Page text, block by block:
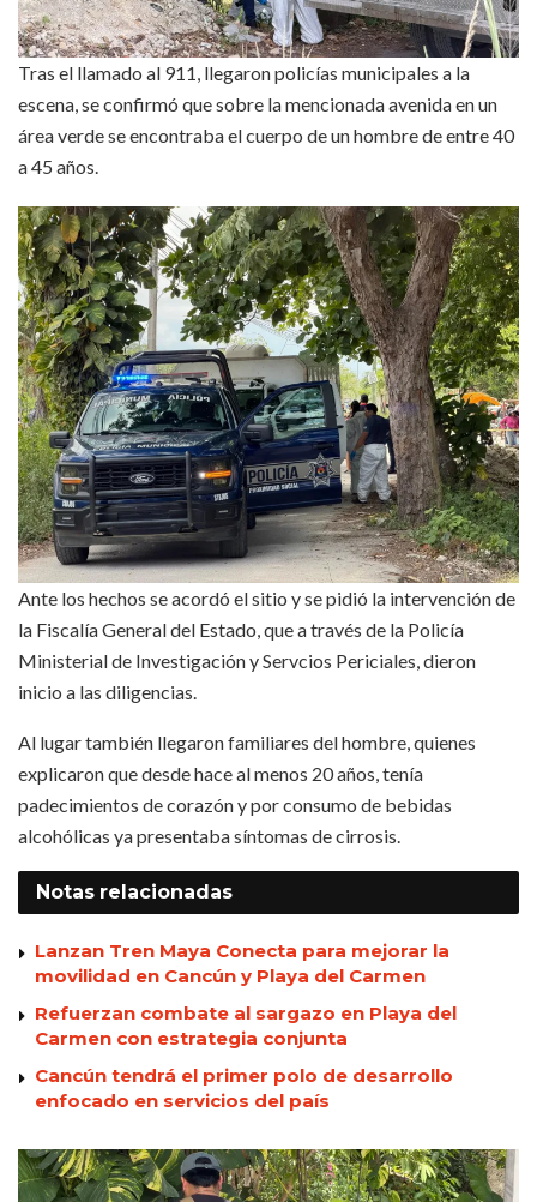
Tras el llamado al 911, llegaron policías municipales a la
escena, se confirmó que sobre la mencionada avenida en un
área verde se encontraba el cuerpo de un hombre de entre 40
a 45 años.
Ante los hechos se acordó el sitio y se pidió la intervención de
la Fiscalía General del Estado, que a través de la Policía
Ministerial de Investigación y Servcios Periciales, dieron
inicio a las diligencias.
Al lugar también llegaron familiares del hombre, quienes
explicaron que desde hace al menos 20 años, tenía
padecimientos de corazón y por consumo de bebidas
alcohólicas ya presentaba síntomas de cirrosis.
Notas relacionadas
Lanzan Tren Maya Conecta para mejorar la
movilidad en Cancún y Playa del Carmen
Refuerzan combate al sargazo en Playa del
Carmen con estrategia conjunta
Cancún tendrá el primer polo de desarrollo
enfocado en servicios del país